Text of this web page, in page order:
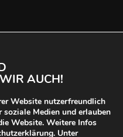
AUCH!
Website nutzerfreundlich
Medien und erlauben
Website. Weitere Infos
Unter